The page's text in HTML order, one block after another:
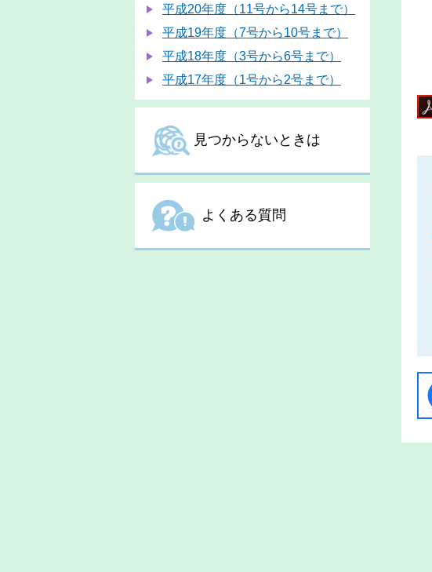
平成20年度（11号から14号まで）
平成19年度（7号から10号まで）
平成18年度（3号から6号まで）
平成17年度（1号から2号まで）
見つからないときは
よくある質問